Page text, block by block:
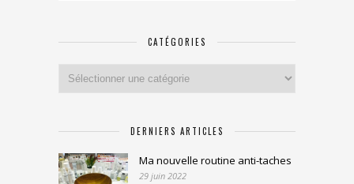
CATÉGORIES
DERNIERS ARTICLES
Ma nouvelle routine anti-taches
29 juin 2022